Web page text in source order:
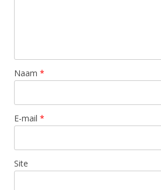
Naam *
E-mail *
Site